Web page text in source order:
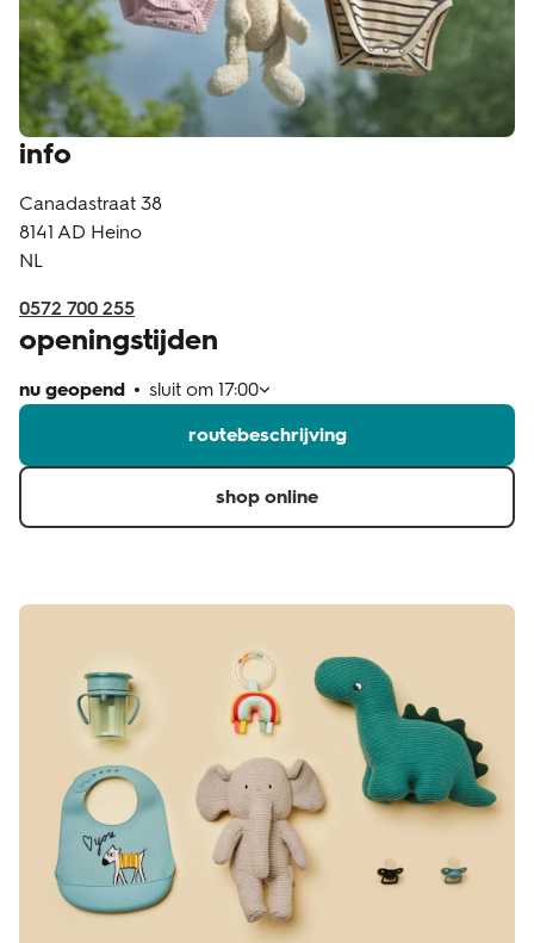
klantenservice
info
Canadastraat 38
8141 AD Heino
NL
0572 700 255
openingstijden
nu geopend sluit om 17:00
routebeschrijving
shop online